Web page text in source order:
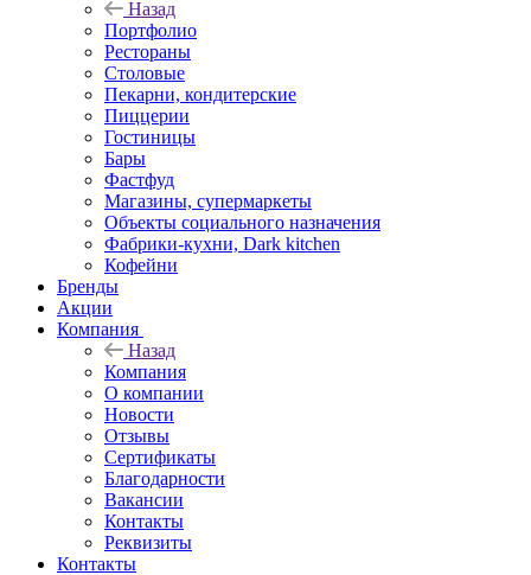
Назад
Портфолио
Рестораны
Столовые
Пекарни, кондитерские
Пиццерии
Гостиницы
Бары
Фастфуд
Магазины, супермаркеты
Объекты социального назначения
Фабрики-кухни, Dark kitchen
Кофейни
Бренды
Акции
Компания
Назад
Компания
О компании
Новости
Отзывы
Сертификаты
Благодарности
Вакансии
Контакты
Реквизиты
Контакты